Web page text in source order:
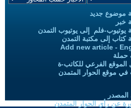
موضوع جديد
خبر
يوتيوب-فلم إلى يوتيوب التمدن
كتاب إلى مكتبة التمدن
Add new article -
حملة
الموقع الفرعي للكاتب-ة
في موقع الحوار المتمدن
عن رأي الحوار المتمدن